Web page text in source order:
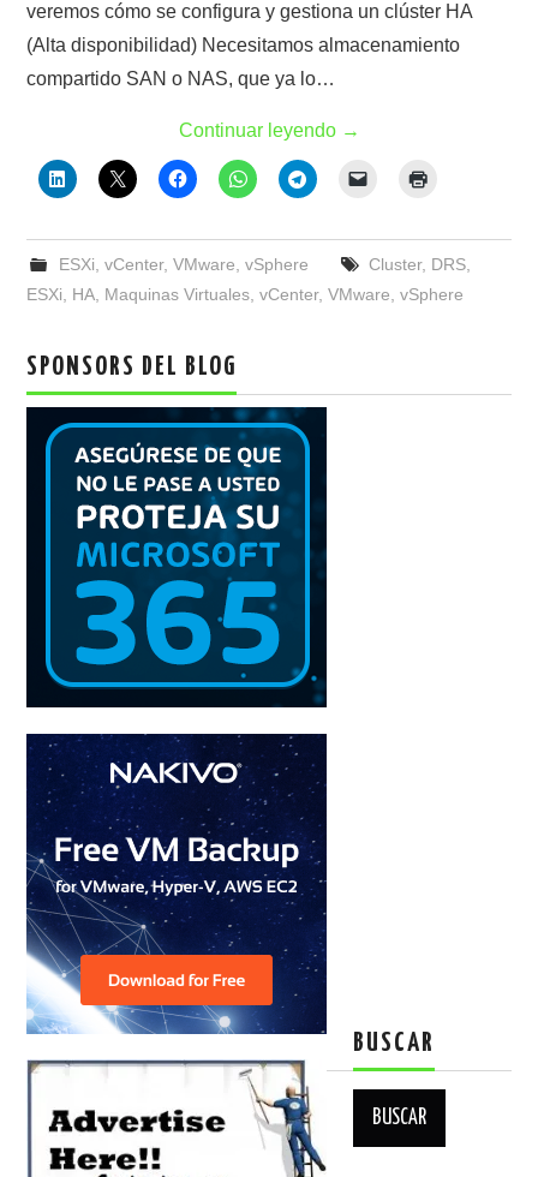
veremos cómo se configura y gestiona un clúster HA
(Alta disponibilidad) Necesitamos almacenamiento
compartido SAN o NAS, que ya lo…
Continuar leyendo →
ESXi vCenter, VMware vSphere Cluster, DRS,
ESXi
HA Maquinas Virtuales ,vCenter,VMware ,vSphere
SPONSORS DEL BLOG
BUSCAR